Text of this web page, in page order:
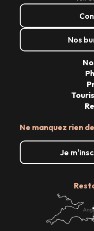
Nos
Ne manquez rien
Je